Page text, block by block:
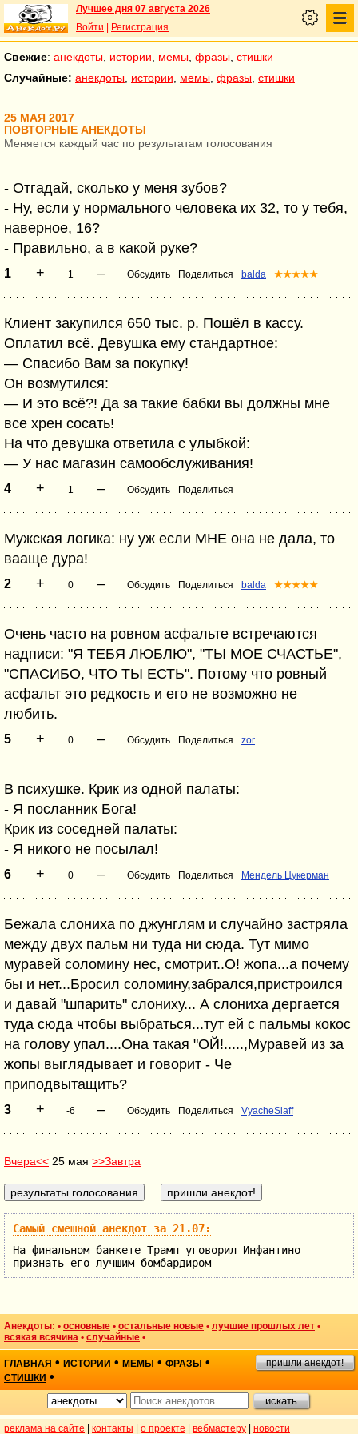
Лучшее дня 07 августа 2026
Войти
Регистрация
Свежие: анекдоты истории мемы фразы стишки
Случайные: анекдоты истории мемы фразы стишки
25 МАЯ 2017
ПОВТОРНЫЕ АНЕКДОТЫ
Меняется каждый час по результатам голосования
- Отгадай, сколько у меня зубов?
- Ну, если у нормального человека их 32, то у тебя,
наверное, 16?
- Правильно, а в какой руке?
1 + 1 – Обсудить Поделиться balda ★★★★★
Клиент закупился 650 тыс. р. Пошёл в кассу.
Оплатил всё. Девушка ему стандартное:
— Спасибо Вам за покупку!
Он возмутился:
— И это всё?! Да за такие бабки вы должны мне
все хрен сосать!
На что девушка ответила с улыбкой:
— У нас магазин самообслуживания!
4 + 1 – Обсудить Поделиться
Мужская логика: ну уж если МНЕ она не дала, то
вааще дура!
2 + 0 – Обсудить Поделиться balda ★★★★★
Очень часто на ровном асфальте встречаются
надписи: "Я ТЕБЯ ЛЮБЛЮ", "ТЫ МОЕ СЧАСТЬЕ",
"СПАСИБО, ЧТО ТЫ ЕСТЬ". Потому что ровный
асфальт это редкость и его не возможно не
любить.
5 + 0 – Обсудить Поделиться zor
В психушке. Крик из одной палаты:
- Я посланник Бога!
Крик из соседней палаты:
- Я никого не посылал!
6 + 0 – Обсудить Поделиться Мендель Цукерман
Бежала слониха по джунглям и случайно застряла
между двух пальм ни туда ни сюда. Тут мимо
муравей соломину нес, смотрит..О! жопа...а почему
бы и нет...Бросил соломину,забрался,пристроился
и давай "шпарить" слониху... А слониха дергается
туда сюда чтобы выбраться...тут ей с пальмы кокос
на голову упал....Она такая "ОЙ!.....,Муравей из за
жопы выглядывает и говорит - Че
приподвытащить?
3 + -6 – Обсудить Поделиться VyacheSlaff
Вчера<< 25 мая >>Завтра
Самый смешной анекдот за 21.07:
На финальном банкете Трамп уговорил Инфантино
признать его лучшим бомбардиром
Анекдоты: • основные • остальные новые • лучшие прошлых лет •
всякая всячина • случайные •
ГЛАВНАЯ • ИСТОРИИ • МЕМЫ • ФРАЗЫ •
СТИШКИ •
пришли анекдот!
реклама на сайте контакты о проекте вебмастеру новости